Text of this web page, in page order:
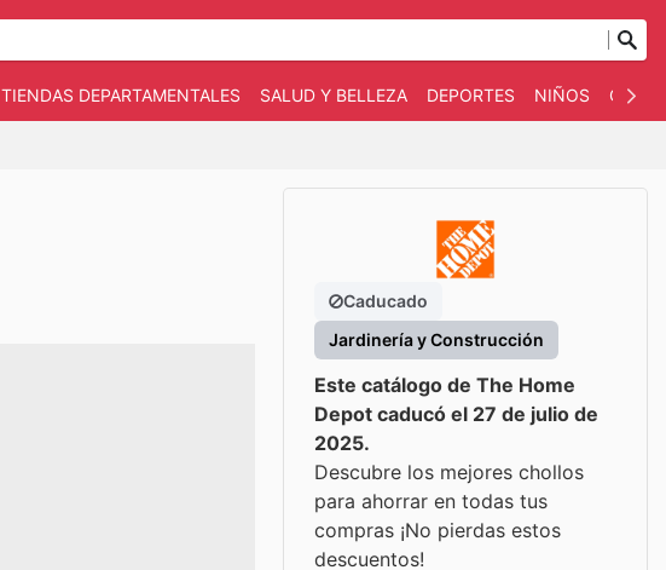
TIENDAS DEPARTAMENTALES SALUD Y BELLEZA DEPORTES NIÑOS
Caducado
Jardinería y Construcción
Este catálogo de The Home
Depot caducó el 27 de julio de
2025.
Descubre los mejores chollos
para ahorrar en todas tus
compras ¡No pierdas estos
descuentos!